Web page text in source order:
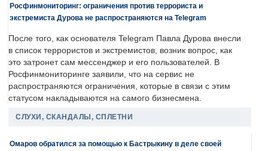
Росфинмониторинг: ограничения против террориста и
экстремиста Дурова не распространяются на Telegram
После того, как основателя Telegram Павла Дурова внесли
в список террористов и экстремистов, возник вопрос, как
это затронет сам мессенджер и его пользователей. В
Росфинмониторинге заявили, что на сервис не
распространяются ограничения, которые в связи с этим
статусом накладываются на самого бизнесмена.
СЛУХИ, СКАНДАЛЫ, СПЛЕТНИ
Омаров обратился за помощью к Бастрыкину в деле своей